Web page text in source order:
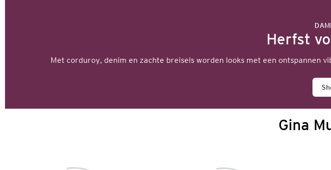
Herfst
Met corduroy, denim en zachte breisels worden looks met een ontspannen
Gina